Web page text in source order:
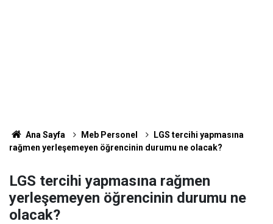
Ana Sayfa Meb Personel
LGS tercihi yapmasına
rağmen yerleşemeyen öğrencinin durumu ne olacak?
LGS tercihi yapmasına rağmen
yerleşemeyen öğrencinin durumu ne
olacak?